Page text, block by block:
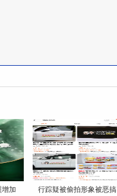
加 行踪疑被偷拍形象被恶搞